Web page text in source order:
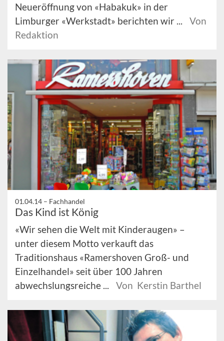
Neueröffnung von «Habakuk» in der
Limburger «Werkstadt» berichten wir ...
Von
Redaktion
01.04.14 – Fachhandel
Das Kind ist König
«Wir sehen die Welt mit Kinderaugen» –
unter diesem Motto verkauft das
Traditionshaus «Ramershoven Groß- und
Einzelhandel» seit über 100 Jahren
abwechslungsreiche ...
Von Kerstin Barthel